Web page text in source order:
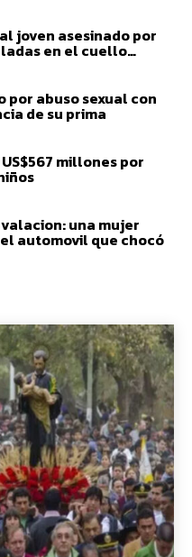
joven asesinado por
en el cuello…
por abuso sexual con
de su prima
millones por
una mujer
automovil que chocó